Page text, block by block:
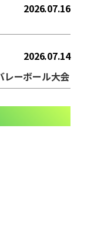
2026.07.16
2026.07.14
レーボール大会